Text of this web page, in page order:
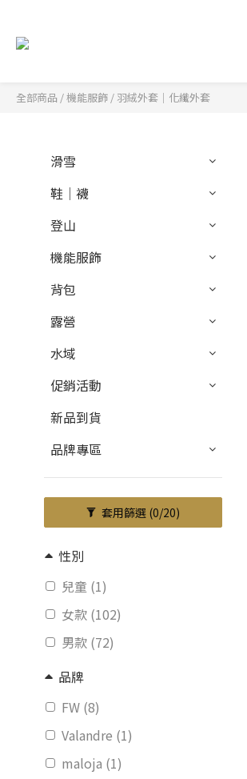
全部商品 /機能服飾 / 羽絨外套│化纖外套
滑雪
鞋│襪
登山
機能服飾
背包
露營
水域
促銷活動
新品到貨
品牌專區
套用篩選 (0/20)
性別
兒童 (1)
女款 (102)
男款 (72)
品牌
FW (8)
Valandre (1)
maloja (1)